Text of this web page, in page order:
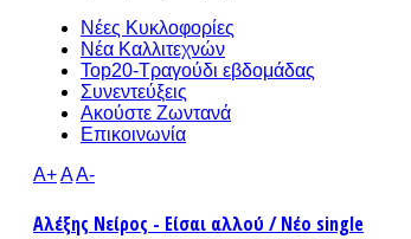
Νέες Κυκλοφορίες
Νέα Καλλιτεχνών
Top20-Τραγούδι εβδομάδας
Συνεντεύξεις
Ακούστε Ζωντανά
Επικοινωνία
A+AA-
Αλέξης Νείρος - Είσαι αλλού / Νέο single